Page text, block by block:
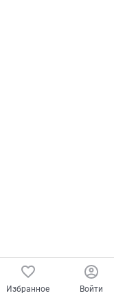
Избранное Войти